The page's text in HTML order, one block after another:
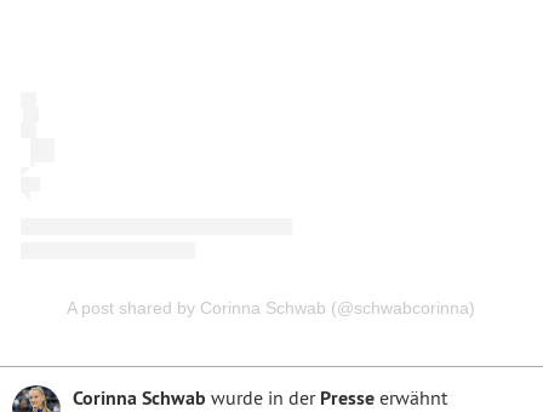
A post shared by Corinna Schwab (@schwabcorinna)
Corinna Schwab wurde in der Presse erwähnt